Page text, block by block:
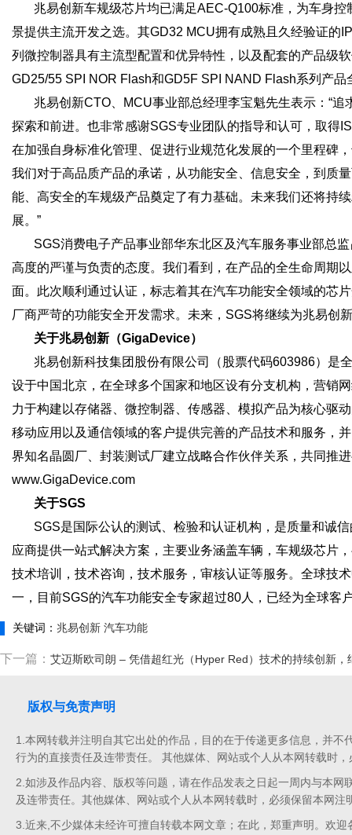
兆易创新车规级芯片均已满足AEC-Q100标准，为车身
景提供主流开发之选。其GD32 MCU拥有成熟且久经验证的
列微控制器具有主流型配置和优异特性，以及配套的产品级
GD25/55 SPI NOR Flash和GD5F SPI NAND Flash系列产
兆易创新CTO、MCU事业部总经理李宝魁先生表示：“
探索和前进。也非常感谢SGS专业团队的指导和认可，取得
在加强自身标准化管理、促进行业规范化发展的一个里程碑
我们对于高品质产品的承诺，从功能安全、信息安全，到质
能、高安全的车规级产品奠定了有力基础。未来我们还将持
展。”
SGS消费电子产品事业部华东北区及汽车服务事业部总
高度的严谨与负责的态度。我们看到，在产品的全生命周期
面。此次顺利通过认证，标志着其在汽车功能安全领域的芯
厂商严苛的功能安全开发需求。未来，SGS将继续为兆易创
关于兆易创新（GigaDevice）
兆易创新科技集团股份有限公司（股票代码603986）是
设于中国北京，在全球多个国家和地区设有分支机构，营销
力于构建以存储器、微控制器、传感器、模拟产品为核心驱
移动应用以及通信领域的客户提供完善的产品技术和服务，
界知名晶圆厂、封装测试厂建立战略合作伙伴关系，共同推
www.GigaDevice.com
关于SGS
SGS是国际公认的测试、检验和认证机构，是质量和诚
应商提供一站式解决方案，主要业务涵盖车辆，车规级芯片
技术培训，技术咨询，技术服务，审核认证等服务。全球技
一，目前SGS的汽车功能安全专家超过80人，已经为全球客
关键词： 兆易创新 汽车功能
下一篇： 艾迈斯欧司朗 – 凭借超红光（Hyper Red）技术的持续创新
版权与免责声明
1.本网转载并注明自其它出处的作品，目的在于传递更多信息，并
行为的直接责任及连带责任。 其他媒体、网站或个人从本网转载时
2.如涉及作品内容、版权等问题，请在作品发表之日起一周内与本
及连带责任。其他媒体、网站或个人从本网转载时，必须保留本网
3.近来,不少媒体未经许可擅自转载本网文章；在此，郑重声明。欢